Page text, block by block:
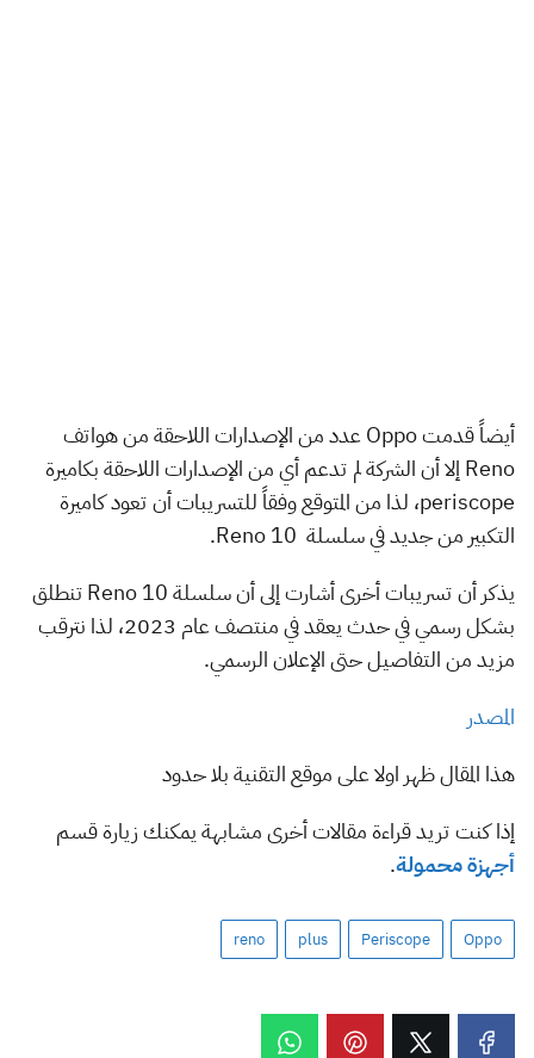
أيضاً قدمت Oppo عدد من الإصدارات اللاحقة من هواتف
Reno إلا أن الشركة لم تدعم أي من الإصدارات اللاحقة بكاميرة
periscope، لذا من المتوقع وفقاً للتسريبات أن تعود كاميرة
التكبير من جديد في سلسلة Reno 10.
يذكر أن تسريبات أخرى أشارت إلى أن سلسلة Reno 10 تنطلق
بشكل رسمي في حدث يعقد في منتصف عام 2023، لذا نترقب
مزيد من التفاصيل حتى الإعلان الرسمي.
المصدر
هذا المقال ظهر اولا على موقع التقنية بلا حدود
إذا كنت تريد قراءة مقالات أخرى مشابهة يمكنك زيارة قسم
أجهزة محمولة.
Oppo
Periscope
plus
reno